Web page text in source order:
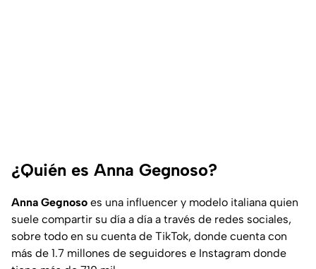
¿Quién es Anna Gegnoso?
Anna Gegnoso es una influencer y modelo italiana quien
suele compartir su día a día a través de redes sociales,
sobre todo en su cuenta de TikTok, donde cuenta con
más de 1.7 millones de seguidores e Instagram donde